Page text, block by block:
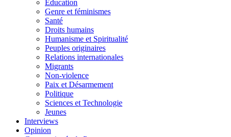
Education
Genre et féminismes
Santé
Droits humains
Humanisme et Spiritualité
Peuples originaires
Relations internationales
Migrants
Non-violence
Paix et Désarmement
Politique
Sciences et Technologie
Jeunes
Interviews
Opinion